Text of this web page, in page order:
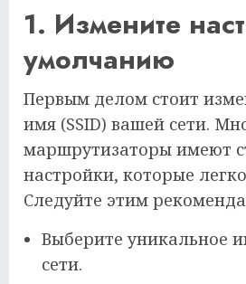
1. Измените
умолчанию
Первым делом стоит
имя (SSID) вашей сети.
маршрутизаторы имеют
настройки, которые
Следуйте этим
Выберите уникальное
сети.